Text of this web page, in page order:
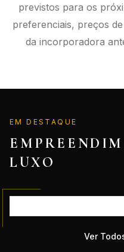
previstos para os
preferenciais, preços
da incorporadora
EM DESTAQUE
LUXO
Ver